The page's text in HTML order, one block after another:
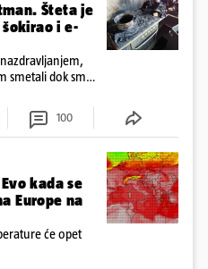
Šteta je
i e-
smetali dok smo
100
Evo kada se
Europe na
će opet